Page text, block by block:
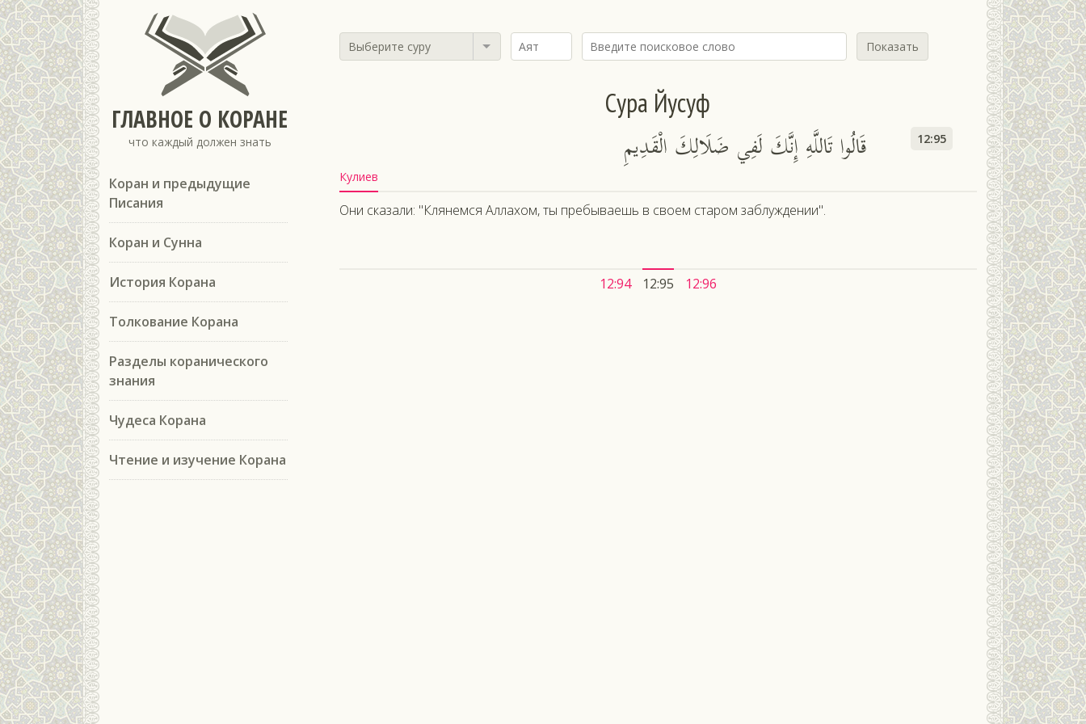
ГЛАВНОЕ О КОРАНЕ
что каждый должен знать
Коран и предыдущие
Писания
Коран и Сунна
История Корана
Толкование Корана
Разделы коранического
знания
Чудеса Корана
Чтение и изучение Корана
Выберите суру Показать
Сура Йусуф
قَالُوا تَاللَّهِ إِنَّكَ لَفِي ضَلَالِكَ الْقَدِيمِ 12:95
Кулиев
Они сказали: "Клянемся Аллахом, ты пребываешь в своем старом заблуждении".
12:94 12:95 12:96